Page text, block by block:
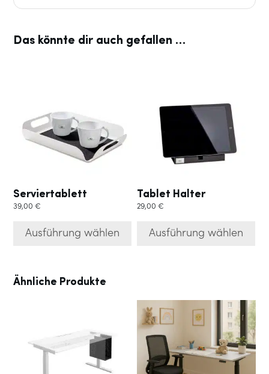
Das könnte dir auch gefallen …
Serviertablett
39,00 €
Ausführung wählen
Varianten
auf.
Die
der
Produktseite
werden
Tablet Halter
29,00€
Ausführung wählen
Varianten
Optionen
der
Produktseite
werden
Ähnliche Produkte
mehrere
Varianten